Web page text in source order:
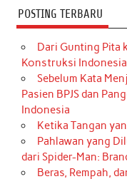
POSTING TERBARU
Dari Gunting Pita
Konstruksi Indonesia
Sebelum Kata
Pasien BPJS dan
Indonesia
Ketika Tangan
Pahlawan yang
dari Spider-Man:
Beras, Rempah,